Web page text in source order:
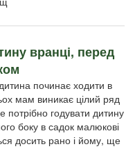
вранці, перед
починає ходити в
мам виникає цілий ряд
потрібно годувати дитину
боку в садок малюкові
досить рано і йому, ще